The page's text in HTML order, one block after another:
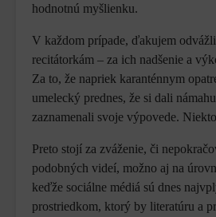
hodnotnú myšlienku.
V každom prípade, ďakujem
recitátorkám – za ich nadšenie a
Za to, že napriek karanténnym
umelecký prednes, že si dali
zaznamenali svoje výpovede.
Preto stojí za zváženie, či
podobných videí, možno aj na
keďže sociálne médiá sú dnes
prostriedkom, ktorý by literatúru a